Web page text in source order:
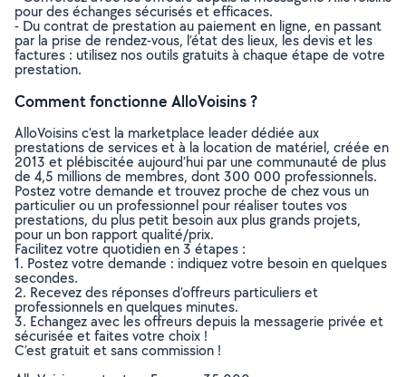
pour des échanges sécurisés et efficaces.
- Du contrat de prestation au paiement en ligne, en passant
par la prise de rendez-vous, l’état des lieux, les devis et les
factures : utilisez nos outils gratuits à chaque étape de votre
prestation.
Comment fonctionne AlloVoisins ?
AlloVoisins c’est la marketplace leader dédiée aux
prestations de services et à la location de matériel, créée en
2013 et plébiscitée aujourd’hui par une communauté de plus
de 4,5 millions de membres, dont 300 000 professionnels.
Postez votre demande et trouvez proche de chez vous un
particulier ou un professionnel pour réaliser toutes vos
prestations, du plus petit besoin aux plus grands projets,
pour un bon rapport qualité/prix.
Facilitez votre quotidien en 3 étapes :
1. Postez votre demande : indiquez votre besoin en quelques
secondes.
2. Recevez des réponses d’offreurs particuliers et
professionnels en quelques minutes.
3. Echangez avec les offreurs depuis la messagerie privée et
sécurisée et faites votre choix !
C’est gratuit et sans commission !